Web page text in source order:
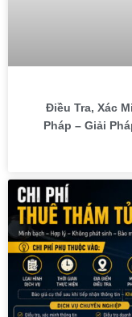
Điều Tra, Xác
Pháp – Giải